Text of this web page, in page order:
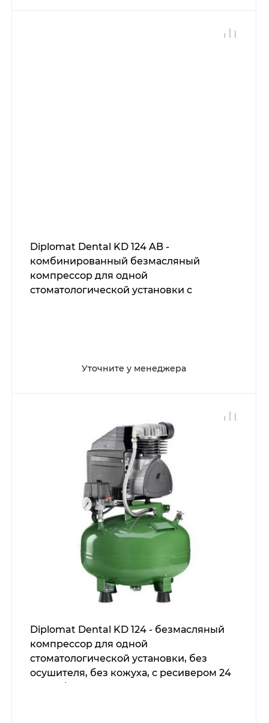
Diplomat Dental KD 124 AB -
комбинированный безмасляный
компрессор для одной
стоматологической установки с
Уточните у менеджера
Diplomat Dental KD 124 - безмасляный
компрессор для одной
стоматологической установки, без
осушителя, без кожуха, с ресивером 24